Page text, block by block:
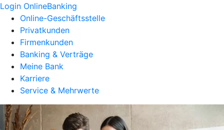
Login OnlineBanking
Online-Geschäftsstelle
Privatkunden
Firmenkunden
Banking & Verträge
Meine Bank
Karriere
Service & Mehrwerte